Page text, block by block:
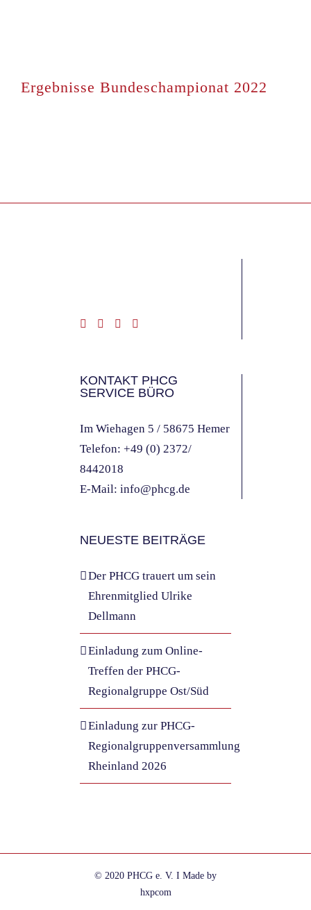
Ergebnisse Bundeschampionat 2022
KONTAKT PHCG
SERVICE BÜRO
Im Wiehagen 5 / 58675 Hemer
Telefon:+49 (0) 2372/
8442018
E-Mail:info@phcg.de
NEUESTE BEITRÄGE
Der PHCG trauert um sein
Ehrenmitglied Ulrike
Dellmann
Einladung zum Online-
Treffen der PHCG-
Regionalgruppe Ost/Süd
Einladung zur PHCG-
Regionalgruppenversammlung
Rheinland 2026
© 2020 PHCG e. V. I Made by
hxpcom